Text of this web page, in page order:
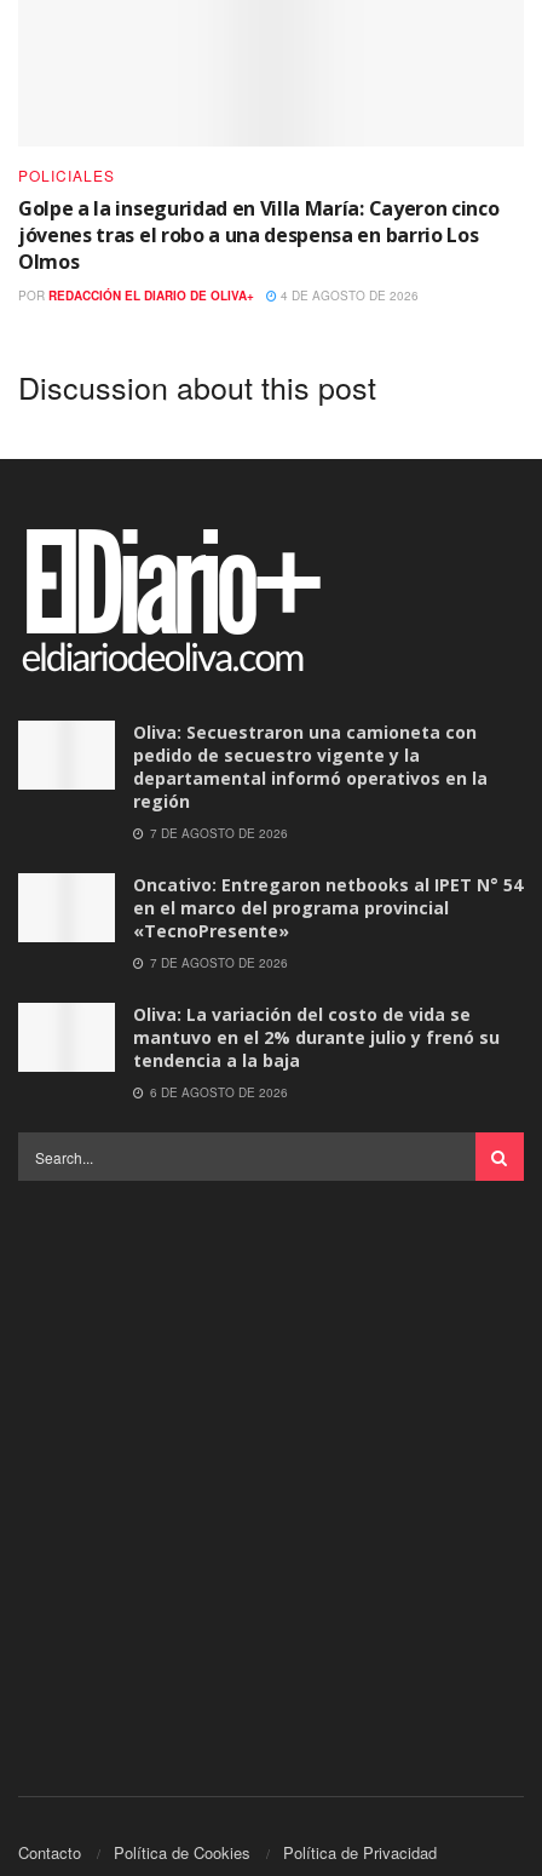
POLICIALES
Golpe a la inseguridad en Villa María: Cayeron cinco
jóvenes tras el robo a una despensa en barrio Los
Olmos
POR REDACCIÓN EL DIARIO DE OLIVA+ 4 DE AGOSTO DE 2026
Discussion about this post
Oliva: Secuestraron una camioneta con
pedido de secuestro vigente y la
departamental informó operativos en la
región
7 DE AGOSTO DE 2026
Oncativo: Entregaron netbooks al IPET N° 54
en el marco del programa provincial
«TecnoPresente»
7 DE AGOSTO DE 2026
Oliva: La variación del costo de vida se
mantuvo en el 2% durante julio y frenó su
tendencia a la baja
6 DE AGOSTO DE 2026
Contacto Política de Cookies Política de Privacidad